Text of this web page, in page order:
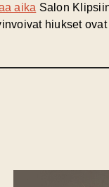
aika Salon
hiukset